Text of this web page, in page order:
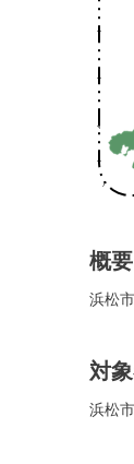
概要
浜松
対
浜松